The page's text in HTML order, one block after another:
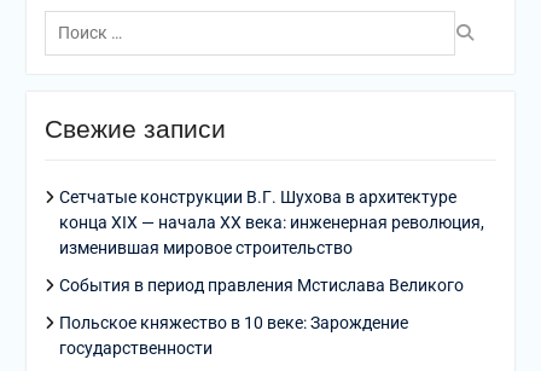
Поиск
по:
Свежие записи
Сетчатые конструкции В.Г. Шухова в архитектуре
конца XIX — начала XX века: инженерная революция,
изменившая мировое строительство
События в период правления Мстислава Великого
Польское княжество в 10 веке: Зарождение
государственности